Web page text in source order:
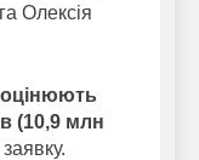
Олексія
(10,9 млн